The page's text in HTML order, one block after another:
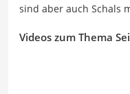
sind aber auch Schals
Videos zum Thema